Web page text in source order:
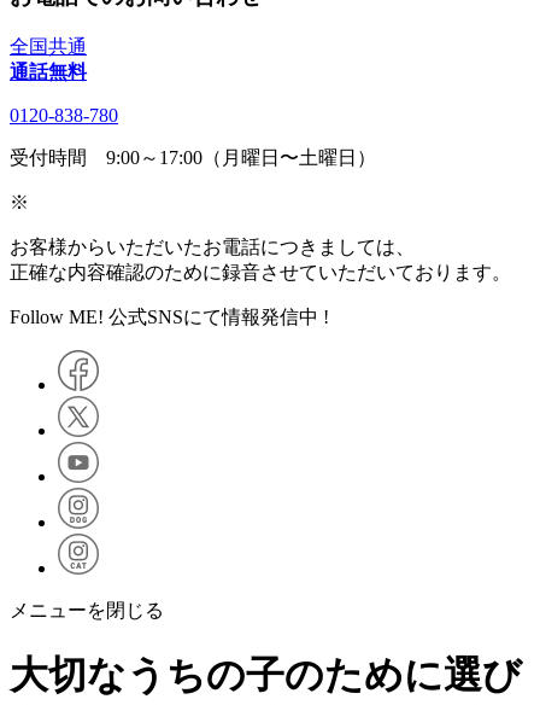
全国共通
通話無料
0120-838-780
受付時間 9:00～17:00（月曜日〜土曜日）
※
お客様からいただいたお電話につきましては、
正確な内容確認のために録音させていただいております。
Follow ME! 公式SNSにて情報発信中 !
メニューを閉じる
大切なうちの子のために選び